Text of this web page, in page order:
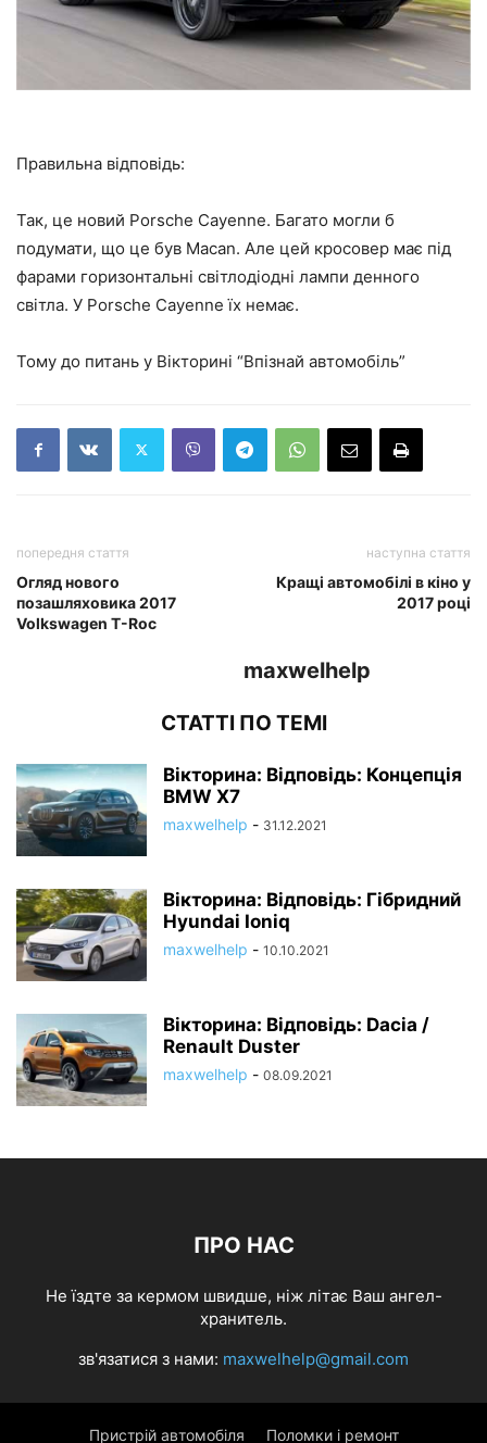
Правильна відповідь:
Так, це новий Porsche Cayenne. Багато могли б
подумати, що це був Macan. Але цей кросовер має під
фарами горизонтальні світлодіодні лампи денного
світла. У Porsche Cayenne їх немає.
Тому до питань у Вікторині “Впізнай автомобіль”
попередня стаття
Огляд нового
позашляховика 2017
Volkswagen T-Roc
наступна стаття
Кращі автомобілі в кіно у
2017 році
maxwelhelp
СТАТТІ ПО ТЕМІ
Вікторина: Відповідь: Концепція
BMW X7
maxwelhelp - 31.12.2021
Вікторина: Відповідь: Гібридний
Hyundai Ioniq
maxwelhelp - 10.10.2021
Вікторина: Відповідь: Dacia /
Renault Duster
maxwelhelp - 08.09.2021
ПРО НАС
Не їздте за кермом швидше, ніж літає Ваш ангел-
хранитель.
зв'язатися з нами: maxwelhelp@gmail.com
Пристрій автомобіля Поломки і ремонт